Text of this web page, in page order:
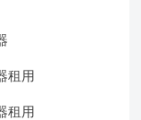
租用
租用